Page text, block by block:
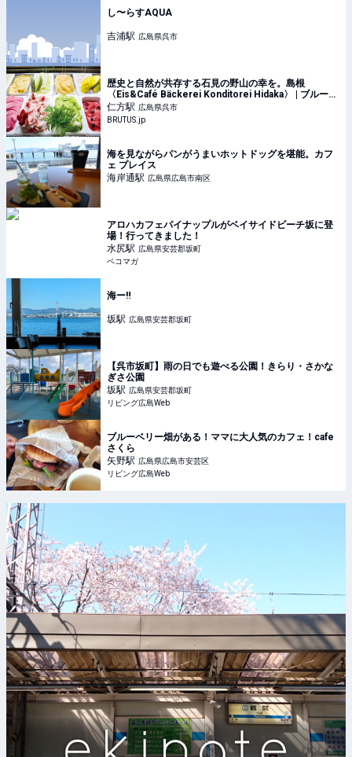
し〜らすAQUA
吉浦駅 広島県呉市
歴史と自然が共存する石見の野山の幸を。島根
〈Eis&Café Bäckerei Konditorei Hidaka〉 | ブルータ
ス| BRUTUS.jp
仁方駅 広島県呉市
BRUTUS.jp
海を見ながらパンがうまいホットドッグを堪能。カフ
ェ プレイス
海岸通駅 広島県広島市南区
アロハカフェパイナップルがベイサイドビーチ坂に登
場！行ってきました！
水尻駅 広島県安芸郡坂町
ペコマガ
海ー‼️
坂駅 広島県安芸郡坂町
【呉市坂町】雨の日でも遊べる公園！きらり・さかな
ぎさ公園
坂駅 広島県安芸郡坂町
リビング広島Web
ブルーベリー畑がある！ママに大人気のカフェ！cafe
さくら
矢野駅 広島県広島市安芸区
リビング広島Web